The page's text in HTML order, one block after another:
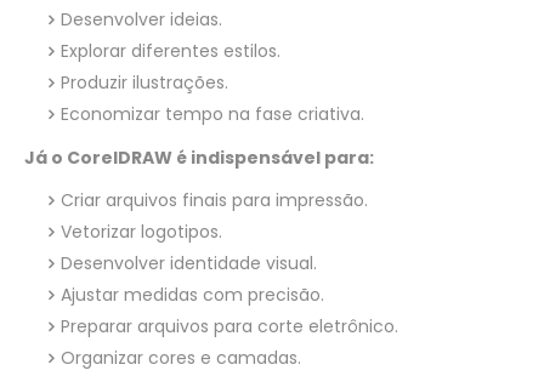
Desenvolver ideias.
Explorar diferentes estilos.
Produzir ilustrações.
Economizar tempo na fase criativa.
Já o CorelDRAW é indispensável para:
Criar arquivos finais para impressão.
Vetorizar logotipos.
Desenvolver identidade visual.
Ajustar medidas com precisão.
Preparar arquivos para corte eletrônico.
Organizar cores e camadas.